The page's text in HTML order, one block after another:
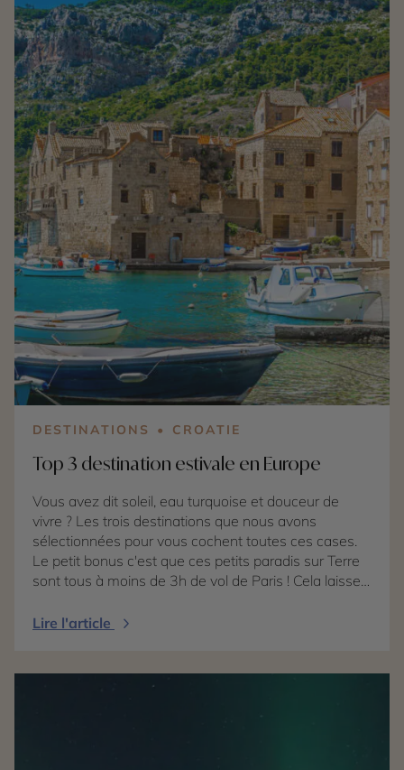
DESTINATIONS CROATIE
Top 3 destination estivale en Europe
Vous avez dit soleil, eau turquoise et douceur de
vivre ? Les trois destinations que nous avons
sélectionnées pour vous cochent toutes ces cases.
Le petit bonus c'est que ces petits paradis sur Terre
sont tous à moins de 3h de vol de Paris ! Cela laisse
c'est parti pour un top destination tendance Europe
Lire l'article